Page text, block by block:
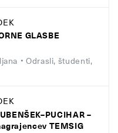
GLASBE
• Odrasli, študenti,
–
TEMSIG